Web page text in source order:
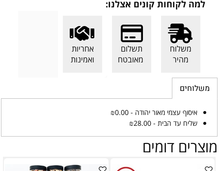
למה לקוחות קונים אצלנו:
משלוח
מהיר
תשלום
מאובטח
אחריות
ואמינות
משלוחים
איסוף עצמי מאור יהודה - ₪0.00
שליח עד הבית - ₪28.00
מוצרים דומים